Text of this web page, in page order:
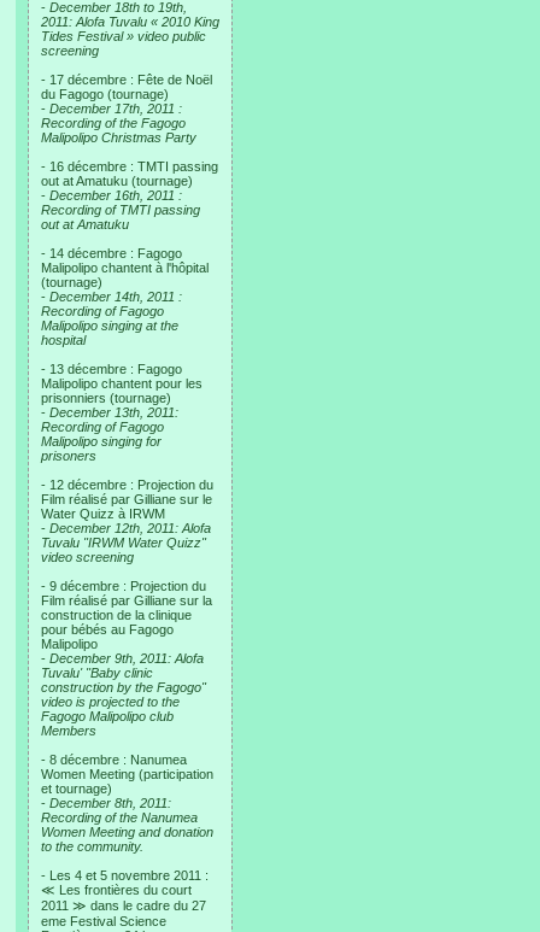
- December 18th to 19th,
2011: Alofa Tuvalu « 2010 King
Tides Festival » video public
screening
- 17 décembre : Fête de Noël
du Fagogo (tournage)
- December 17th, 2011 :
Recording of the Fagogo
Malipolipo Christmas Party
- 16 décembre : TMTI passing
out at Amatuku (tournage)
- December 16th, 2011 :
Recording of TMTI passing
out at Amatuku
- 14 décembre : Fagogo
Malipolipo chantent à l'hôpital
(tournage)
- December 14th, 2011 :
Recording of Fagogo
Malipolipo singing at the
hospital
- 13 décembre : Fagogo
Malipolipo chantent pour les
prisonniers (tournage)
- December 13th, 2011:
Recording of Fagogo
Malipolipo singing for
prisoners
- 12 décembre : Projection du
Film réalisé par Gilliane sur le
Water Quizz à IRWM
- December 12th, 2011: Alofa
Tuvalu "IRWM Water Quizz"
video screening
- 9 décembre : Projection du
Film réalisé par Gilliane sur la
construction de la clinique
pour bébés au Fagogo
Malipolipo
- December 9th, 2011: Alofa
Tuvalu' "Baby clinic
construction by the Fagogo"
video is projected to the
Fagogo Malipolipo club
Members
- 8 décembre : Nanumea
Women Meeting (participation
et tournage)
- December 8th, 2011:
Recording of the Nanumea
Women Meeting and donation
to the community.
- Les 4 et 5 novembre 2011 :
≪ Les frontières du court
2011 ≫ dans le cadre du 27
eme Festival Science